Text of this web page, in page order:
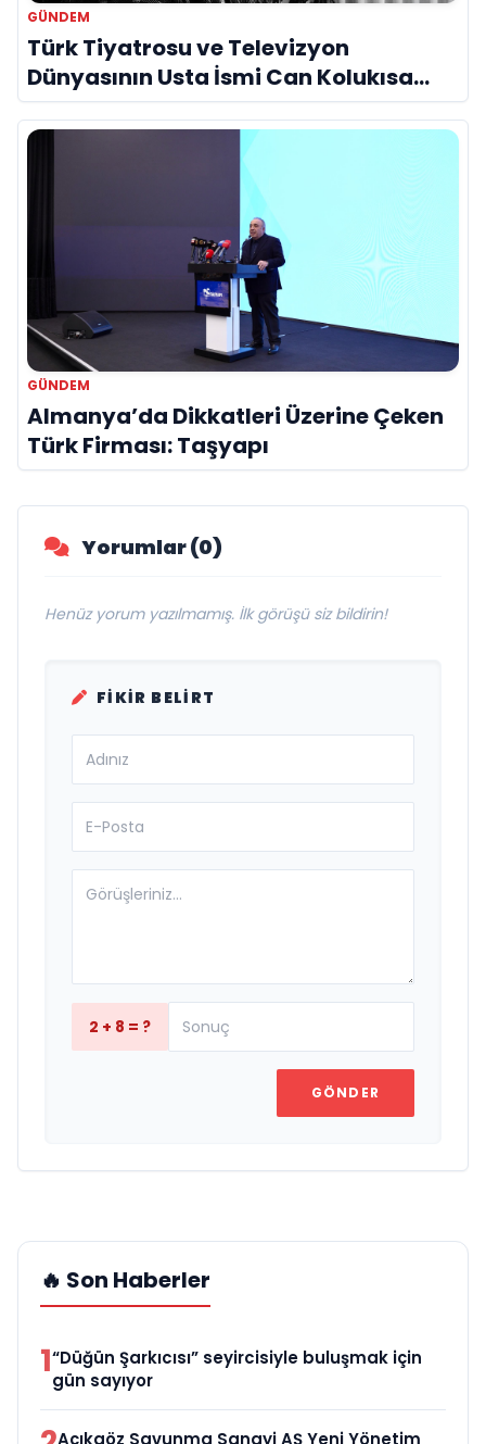
GÜNDEM
Türk Tiyatrosu ve Televizyon
Dünyasının Usta İsmi Can Kolukısa
Hayatını Kaybetti
GÜNDEM
Almanya’da Dikkatleri Üzerine Çeken
Türk Firması: Taşyapı
Yorumlar (0)
Henüz yorum yazılmamış. İlk görüşü siz bildirin!
FIKIR BELIRT
2 + 8 = ?
GÖNDER
🔥 Son Haberler
1“Düğün Şarkıcısı” seyircisiyle buluşmak için
gün sayıyor